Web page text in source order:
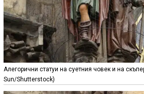
Алегорични статуи на суетния човек и на
Sun/Shutterstock)